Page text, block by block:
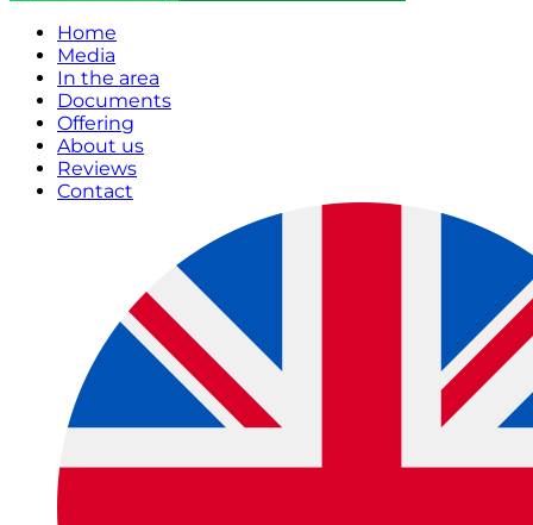
Home
Media
In the area
Documents
Offering
About us
Reviews
Contact